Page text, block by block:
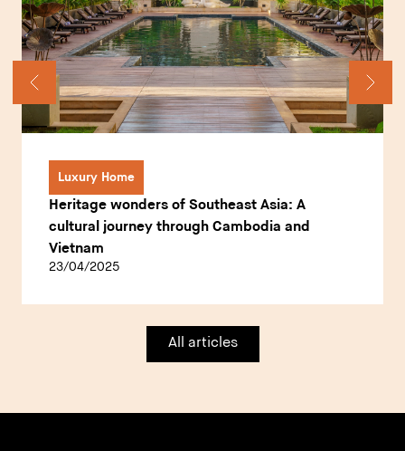
Luxury Home
Heritage wonders of Southeast Asia: A
cultural journey through Cambodia and
Vietnam
23/04/2025
All articles